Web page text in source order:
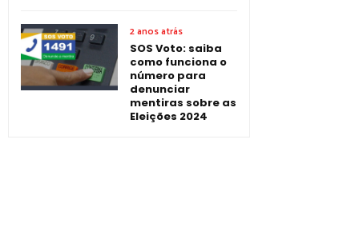
2 anos atrás
SOS Voto: saiba
como funciona o
número para
denunciar
mentiras sobre as
Eleições 2024